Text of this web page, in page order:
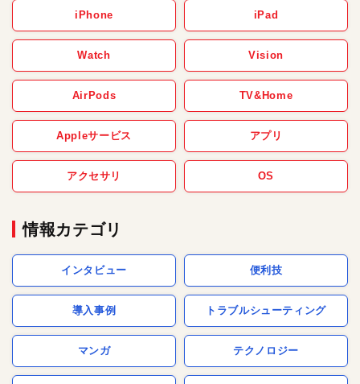
iPhone iPad
Watch Vision
AirPods TV&Home
Appleサービス アプリ
アクセサリ OS
情報カテゴリ
インタビュー 便利技
導入事例 トラブルシューティング
マンガ テクノロジー